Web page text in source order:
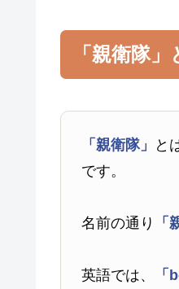
「親衛隊
「親衛隊」
と
です。
名前の通り 「
英語では、 「